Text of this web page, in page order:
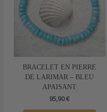
BRACELET EN PIERRE
DE LARIMAR – BLEU
APAISANT
95,90€